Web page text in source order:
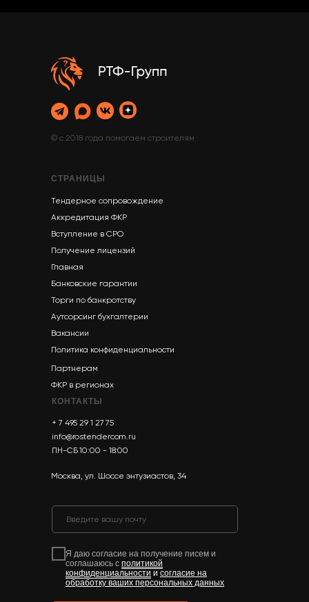
СТРАНИЦЫ
Тендерное сопровождение
Москва, ул. Шоссе энтузиастов, 34
Главная
Банковские гарантии
Торги по банкротству
Аутсорсинг бухгалтерии
Вакансии
КОНТАКТЫ
+ 7 495 29 1 27 75
info@rostendercom.ru
ПН-СБ 10:00 - 18:00
Политика конфиденциальности
© с 2018 года помогаем строителям
Я даю согласие на получение писем и
соглашаюсь с политикой
конфиденциальности и согласие на
обработку ваших персональных данных
Аккредитация ФКР
Вступление в СРО
Получение лицензий
Партнерам
ФКР в регионах